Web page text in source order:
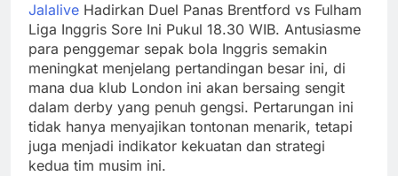
Jalalive Hadirkan Duel Panas Brentford vs Fulham
Liga Inggris Sore Ini Pukul 18.30 WIB. Antusiasme
para penggemar sepak bola Inggris semakin
meningkat menjelang pertandingan besar ini, di
mana dua klub London ini akan bersaing sengit
dalam derby yang penuh gengsi. Pertarungan ini
tidak hanya menyajikan tontonan menarik, tetapi
juga menjadi indikator kekuatan dan strategi
kedua tim musim ini.